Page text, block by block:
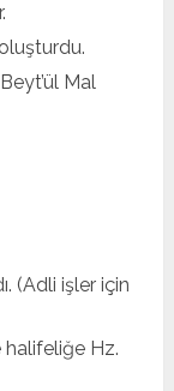
Mal
(Adli işler için
Hz.